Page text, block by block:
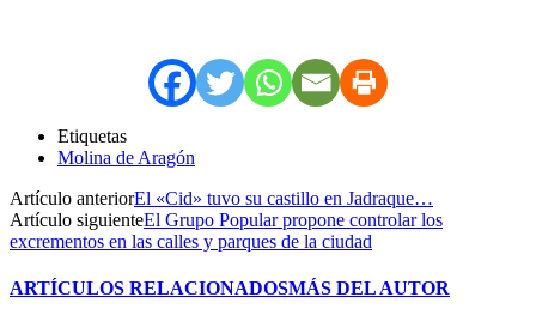
Etiquetas
Molina de Aragón
Artículo anteriorEl «Cid» tuvo su castillo en Jadraque…
Artículo siguienteEl Grupo Popular propone controlar los
excrementos en las calles y parques de la ciudad
ARTÍCULOS RELACIONADOSMÁS DEL AUTOR